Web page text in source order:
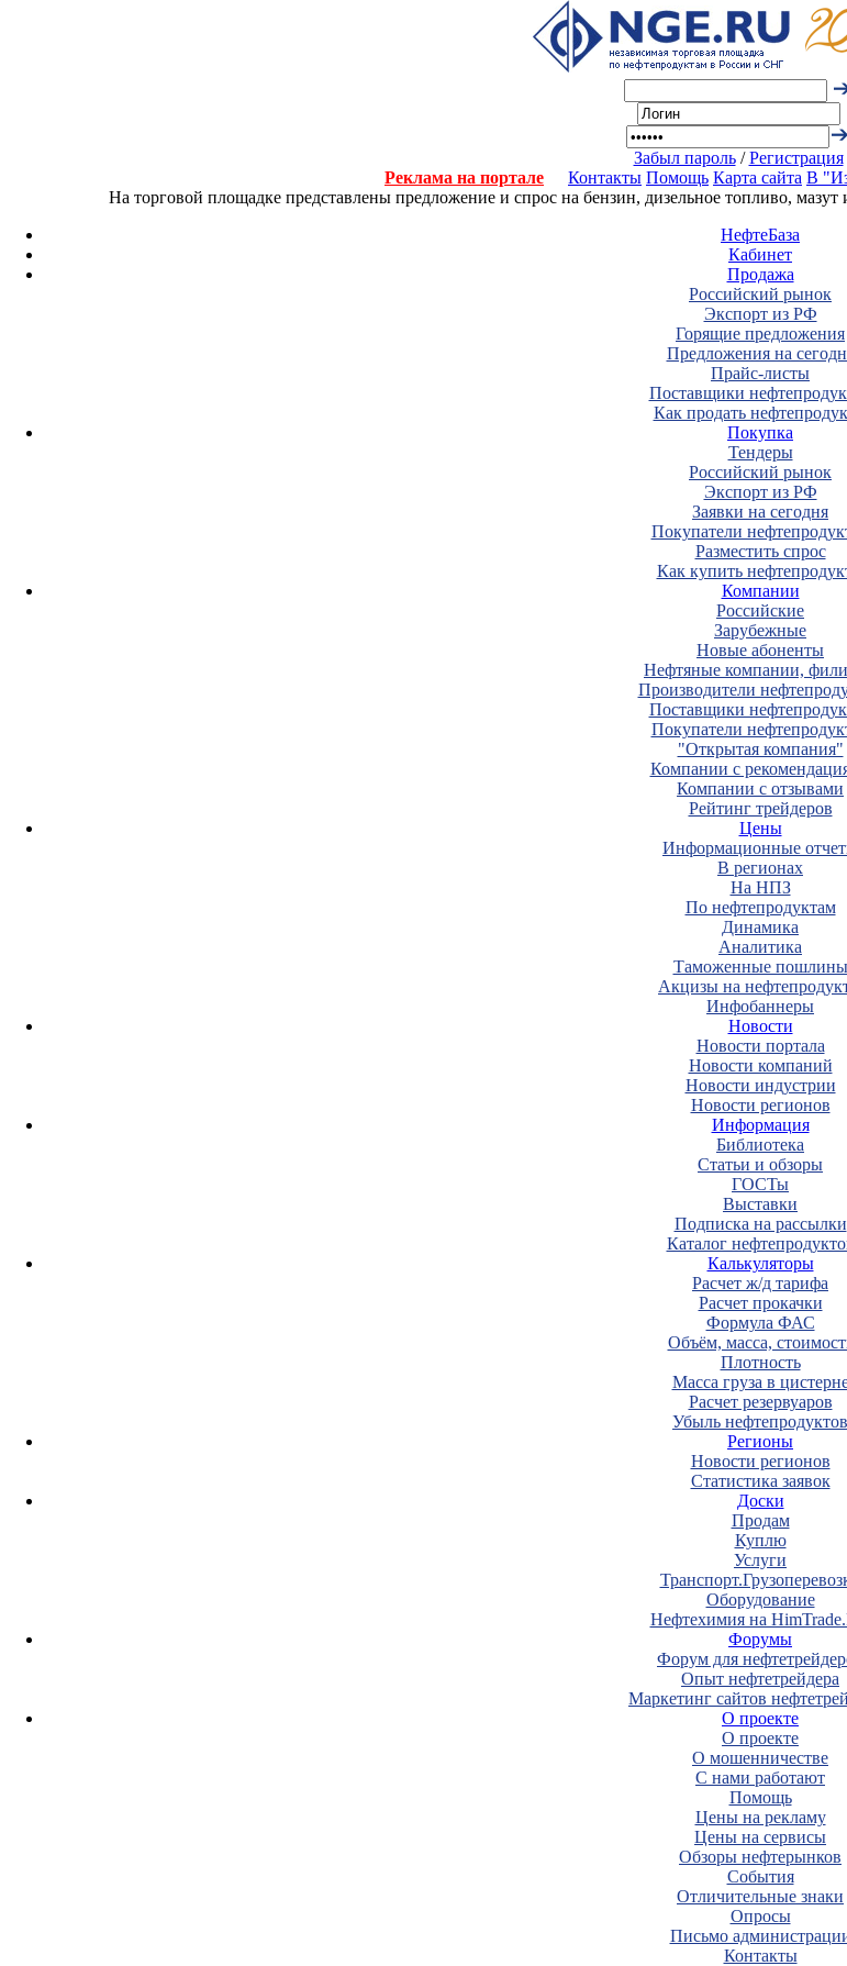
Забыл пароль/Регистрация
Реклама на портале
Контакты Помощь Карта сайта В
На торговой площадке представлены предложение и спрос на бензин, дизельное топливо,
НефтеБаза
Кабинет
Продажа
Российский рынок
Экспорт из РФ
Горящие предложения
Предложения на
Прайс-листы
Поставщики
Как продать
Покупка
Тендеры
Российский рынок
Экспорт из РФ
Заявки на сегодня
Покупатели
Разместить спрос
Как купить
Компании
Российские
Зарубежные
Новые абоненты
Нефтяные компании,
Производители
Поставщики
Покупатели
"Открытая компания"
Компании с
Компании с отзывами
Рейтинг трейдеров
Цены
Информационные
В регионах
На НПЗ
По нефтепродуктам
Динамика
Аналитика
Таможенные пошлины
Акцизы на
Инфобаннеры
Новости
Новости портала
Новости компаний
Новости индустрии
Новости регионов
Информация
Библиотека
Статьи и обзоры
ГОСТы
Выставки
Подписка на рассылки
Каталог
Калькуляторы
Расчет ж/д тарифа
Расчет прокачки
Формула ФАС
Объём, масса,
Плотность
Масса груза в
Расчет резервуаров
Убыль нефтепродуктов
Регионы
Новости регионов
Статистика заявок
Доски
Продам
Куплю
Услуги
Оборудование
Нефтехимия на
Форумы
Форум для
Опыт нефтетрейдера
Маркетинг сайтов
О проекте
О проекте
О мошенничестве
С нами работают
Помощь
Цены на рекламу
Цены на сервисы
Обзоры нефтерынков
События
Отличительные знаки
Опросы
Письмо
Контакты